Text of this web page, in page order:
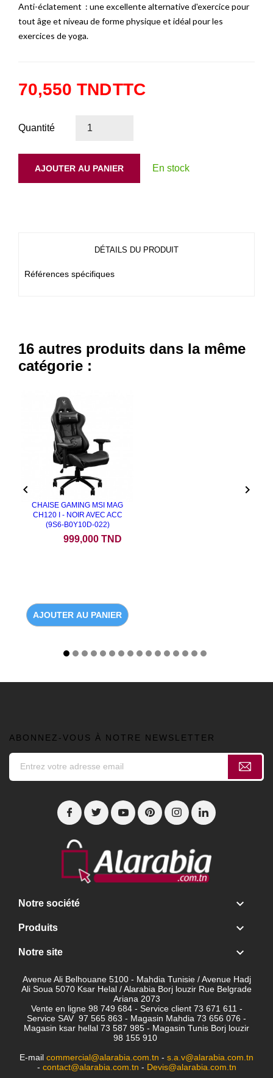
Anti-éclatement : une excellente alternative d'exercice pour
tout âge et niveau de forme physique et idéal pour les
exercices de yoga.
70,550 TNDTTC
Quantité
AJOUTER AU PANIER En stock
DÉTAILS DU PRODUIT
Références spécifiques
16 autres produits dans la même
catégorie :
CHAISE GAMING MSI MAG
CH120 I - NOIR AVEC ACC
(9S6-B0Y10D-022)
999,000 TND
AJOUTER AU PANIER
 
ABONNEZ-VOUS À NOTRE NEWSLETTER
Notre société 
Produits 
Notre site 
Avenue Ali Belhouane 5100 - Mahdia Tunisie / Avenue Hadj
Ali Soua 5070 Ksar Helal / Alarabia Borj louzir Rue Belgrade
Ariana 2073
Vente en ligne 98 749 684 - Service client 73 671 611 -
Service SAV 97 565 863 - Magasin Mahdia 73 656 076 -
Magasin ksar hellal 73 587 985 - Magasin Tunis Borj louzir
98 155 910
E-mail commercial@alarabia.com.tn - s.a.v@alarabia.com.tn
- contact@alarabia.com.tn - Devis@alarabia.com.tn